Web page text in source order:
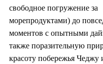
свободное погружение за
морепродуктами) до
моментов с опытными
также поразительную
красоту побережья Чеджу